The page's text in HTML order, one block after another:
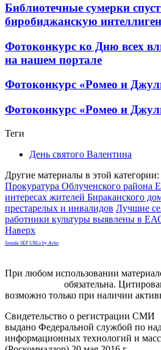
Библиотечные сумерки
биробиджанскую
Фотоконкурс ко Дню всех
на нашем портале
Фотоконкурс «Ромео и
Фотоконкурс «Ромео и
Теги
День святого Валентина
Другие материалы в этой категории:
Прокуратура Облученского района
интересах жителей Бираканского
престарелых и инвалидов Лучшие
работники культуры выявлены в
Наверх
Joomla SEF URLs by Artio
При любом использовании
обязательна.
возможно только при наличии
Свидетельство о регистрации СМИ
выдано Федеральной службой по
информационных технологий и